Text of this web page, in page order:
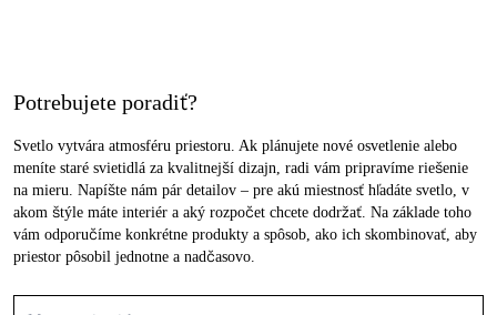
Potrebujete poradiť?
Svetlo vytvára atmosféru priestoru. Ak plánujete nové osvetlenie alebo
meníte staré svietidlá za kvalitnejší dizajn, radi vám pripravíme riešenie
na mieru. Napíšte nám pár detailov – pre akú miestnosť hľadáte svetlo, v
akom štýle máte interiér a aký rozpočet chcete dodržať. Na základe toho
vám odporučíme konkrétne produkty a spôsob, ako ich skombinovať, aby
priestor pôsobil jednotne a nadčasovo.